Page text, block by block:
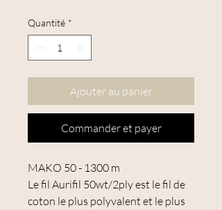
Quantité *
Ajouter au panier
Commander et payer
MAKO 50 - 1300 m
Le fil Aurifil 50wt/2ply est le fil de
coton le plus polyvalent et le plus